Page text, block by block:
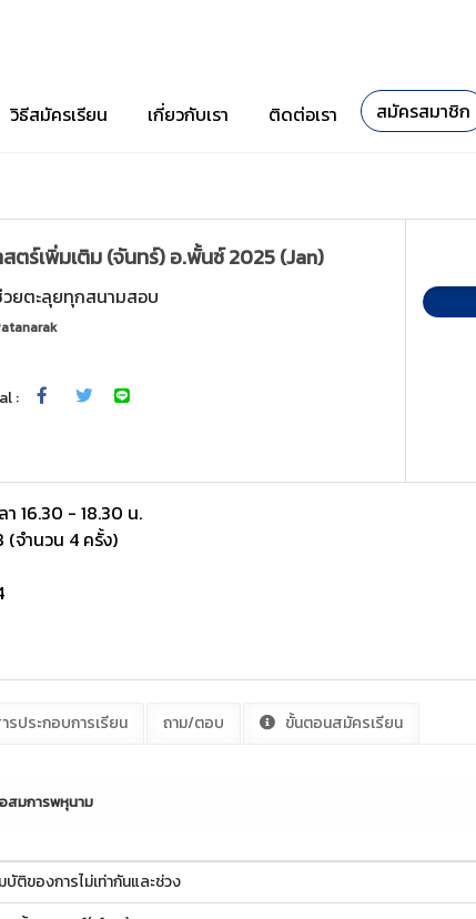
วิธีสมัครเรียน เกี่ยวกับเรา ติดต่อเรา สมัครสมาชิก
ตร์เพิ่มเติม (จันทร์) อ.พั้นช์ 2025 (Jan)
วยตะลุยทุกสนามสอบ
:
า 16.30 - 18.30 น.
(จำนวน 4 ครั้ง)
รประกอบการเรียน ถาม/ตอบ ขั้นตอนสมัครเรียน
อสมการพหุนาม
ของการไม่เท่ากันและช่วง